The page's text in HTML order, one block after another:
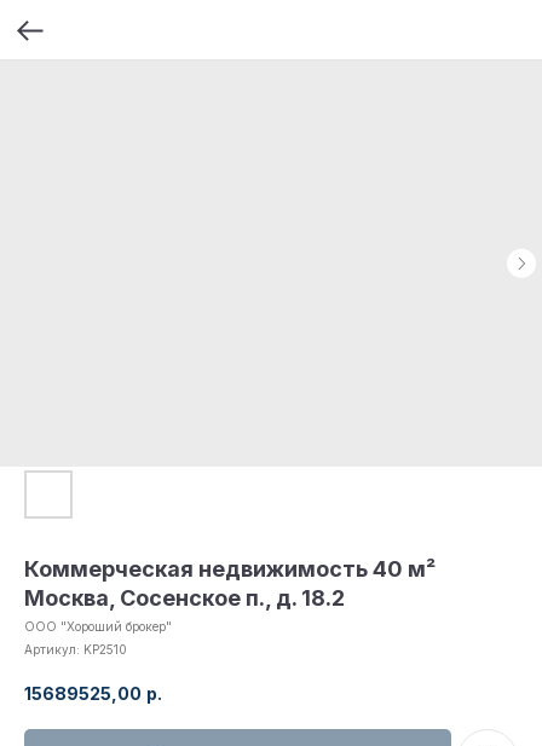
Коммерческая недвижимость 40 м²
Москва, Сосенское п., д. 18.2
ООО "Хороший брокер"
Артикул: KP2510
15689525,00 р.